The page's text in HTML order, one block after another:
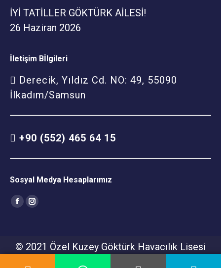
İYİ TATİLLER GÖKTÜRK AİLESİ!
26 Haziran 2026
İletişim Bİlgileri
Derecik, Yıldız Cd. NO: 49, 55090
İlkadım/Samsun
+90 (552) 465 64 15
Sosyal Medya Hesaplarımız
Find us on:
Facebook
Instagram
© 2021 Özel Kuzey Göktürk Havacılık Lisesi